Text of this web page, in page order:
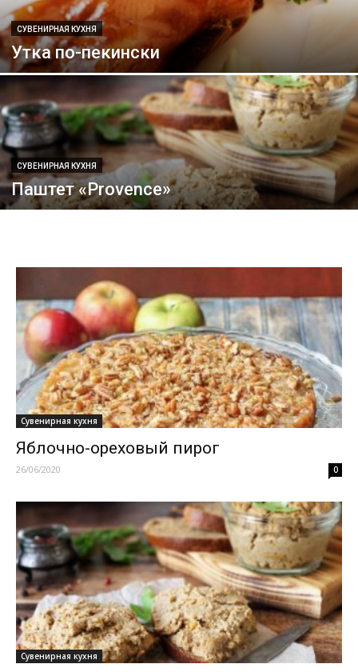
СУВЕНИРНАЯ КУХНЯ
Утка по-пекински
СУВЕНИРНАЯ КУХНЯ
Паштет «Provence»
Сувенирная кухня
Яблочно-ореховый пирог
26/06/2020 0
Сувенирная кухня